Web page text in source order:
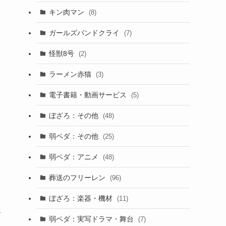
キン肉マン (8)
ガールズバンドクライ (7)
怪獣8号 (2)
ラーメン赤猫 (3)
電子書籍・動画サービス (5)
ぼざろ：その他 (48)
弱ペダ：その他 (25)
弱ペダ：アニメ (48)
葬送のフリーレン (96)
ぼざろ：楽器・機材 (11)
弱ペダ：実写ドラマ・舞台 (7)